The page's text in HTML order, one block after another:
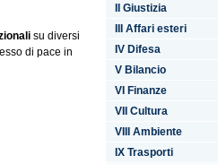
su diversi
di pace in
II Giustizia
III Affari esteri
IV Difesa
V Bilancio
VI Finanze
VII Cultura
VIII Ambiente
IX Trasporti